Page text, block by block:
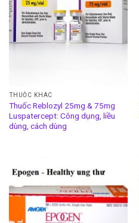
THUỐC KHÁC
Thuốc Reblozyl 25mg & 75mg
Luspatercept: Công dụng, liều
dùng, cách dùng